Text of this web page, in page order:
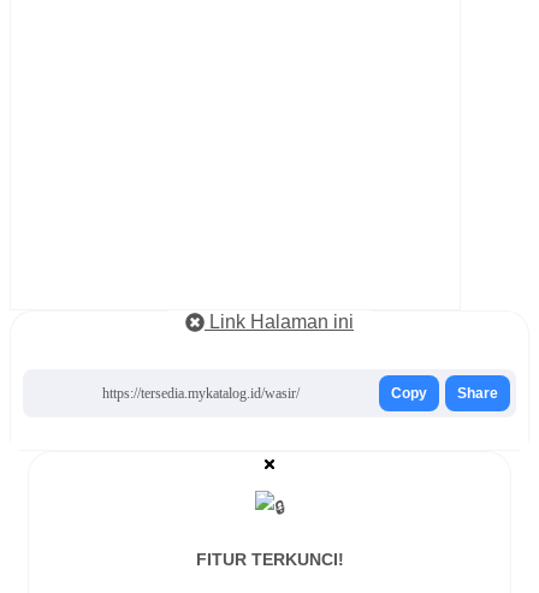
Link Halaman ini
https://tersedia.mykatalog.id/wasir/ Copy Share
FITUR TERKUNCI!